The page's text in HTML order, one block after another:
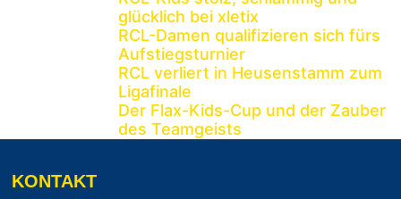
glücklich bei xletix
RCL-Damen qualifizieren sich fürs
Aufstiegsturnier
RCL verliert in Heusenstamm zum
Ligafinale
Der Flax-Kids-Cup und der Zauber
des Teamgeists
KONTAKT